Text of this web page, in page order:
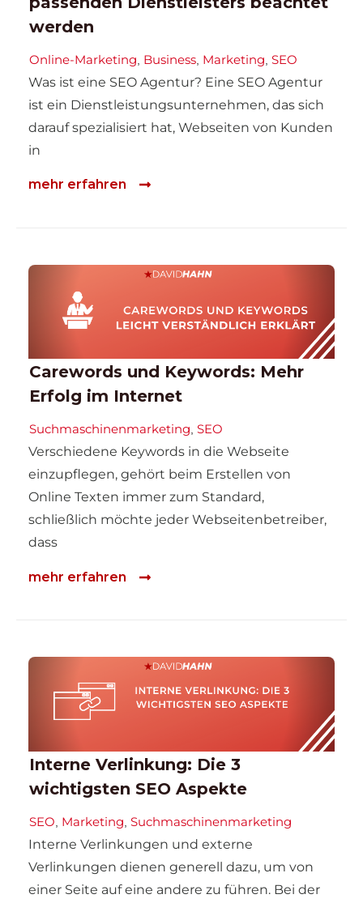
werden
Online-Marketing Business Marketing SEO
Was ist eine SEO Agentur? Eine SEO Agentur
ist ein Dienstleistungsunternehmen, das sich
darauf spezialisiert hat, Webseiten von Kunden
in
mehr erfahren
Carewords und Keywords: Mehr
Erfolg im Internet
Suchmaschinenmarketing SEO
Verschiedene Keywords in die Webseite
einzupflegen, gehört beim Erstellen von
Online Texten immer zum Standard,
schließlich möchte jeder Webseitenbetreiber,
dass
mehr erfahren
Interne Verlinkung: Die 3
wichtigsten SEO Aspekte
SEO Marketing Suchmaschinenmarketing
Interne Verlinkungen und externe
Verlinkungen dienen generell dazu, um von
einer Seite auf eine andere zu führen. Bei der